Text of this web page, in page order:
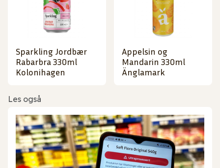
Sparkling Jordbær
Rabarbra 330ml
Kolonihagen
Appelsin og
Mandarin 330ml
Änglamark
Les også